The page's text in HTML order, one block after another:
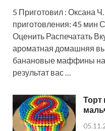
5 Приготовил : Оксана
приготовления: 45 мин
Оценить Распечатать
ароматная домашняя
банановые маффины на
результат вас …
Торт